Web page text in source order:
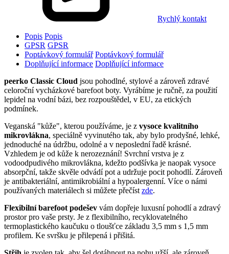
Rychlý kontakt
Popis Popis
GPSR GPSR
Poptávkový formulář Poptávkový formulář
Doplňující informace Doplňující informace
peerko Classic Cloud jsou pohodlné, stylové a zároveň zdravé
celoroční vycházkové barefoot boty. Vyrábíme je ručně, za použití
lepidel na vodní bázi, bez rozpouštědel, v EU, za etických
podmínek.
Veganská "kůže", kterou používáme, je z vysoce kvalitního
mikrovlákna, speciálně vyvinutého tak, aby bylo prodyšné, lehké,
jednoduché na údržbu, odolné a v neposlední řadě krásné.
Vzhledem je od kůže k nerozeznání! Svrchní vrstva je z
vodoodpudivého mikrovlákna, kdežto podšívka je naopak vysoce
absorpční, takže skvěle odvádí pot a udržuje pocit pohodlí. Zároveň
je antibakteriální, antimikrobiální a hypoalergenní. Více o námi
používaných materiálech si můžete přečíst zde.
Flexibilní barefoot podešev vám dopřeje luxusní pohodlí a zdravý
prostor pro vaše prsty. Je z flexibilního, recyklovatelného
termoplastického kaučuku o tloušťce základu 3,5 mm s 1,5 mm
profilem. Ke svršku je přilepená i přišitá.